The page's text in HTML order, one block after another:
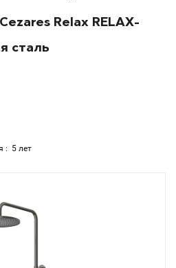
Relax RELAX-
сталь
: 5 лет